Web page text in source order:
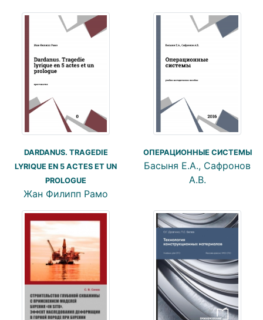
DARDANUS. TRAGEDIE
LYRIQUE EN 5 ACTES ET UN
PROLOGUE
Жан Филипп Рамо
ОПЕРАЦИОННЫЕ СИСТЕМЫ
Басыня Е.А., Сафронов
А.В.